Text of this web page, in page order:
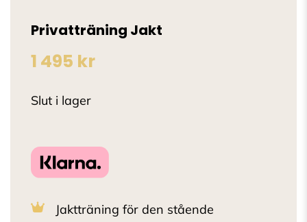
Privatträning Jakt
1 495 kr
Slut i lager
Jaktträning för den stående